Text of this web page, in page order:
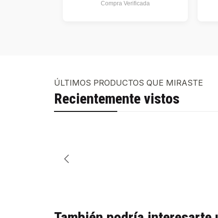
Compra Verificada
ÚLTIMOS PRODUCTOS QUE MIRASTE
Recientemente vistos